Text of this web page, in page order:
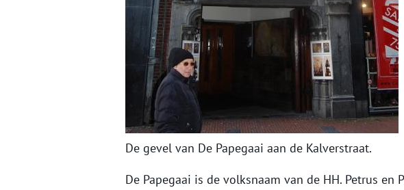
De gevel van De Papegaai aan de Kalverstraat.
De Papegaai is de volksnaam van de HH. Petrus en